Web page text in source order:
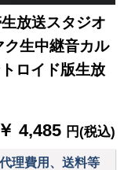
放送スタジオ
生中継音カル
ロイド版生放
￥ 4,485 円(税込)
理費用、送料等